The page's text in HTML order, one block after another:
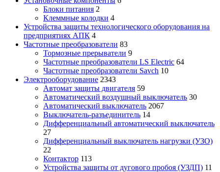
Блоки питания 2
Клеммные колодки 4
Устройства защиты технологического оборудования на
предприятиях АПК 4
Частотные преобразователи 83
Тормозные прерыватели 9
Частотные преобразователи LS Electric 64
Частотные преобразователи Savch 10
Электрооборудование 2343
Автомат защиты двигателя 59
Автоматический воздушный выключатель 30
Автоматический выключатель 2067
Выключатель-разъединитель 14
Дифференциальный автоматический выключатель
27
Дифференциальный выключатель нагрузки (УЗО)
22
Контактор 113
Устройства защиты от дугового пробоя (УЗДП) 11